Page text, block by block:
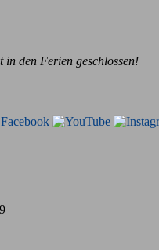
in den Ferien geschlossen!